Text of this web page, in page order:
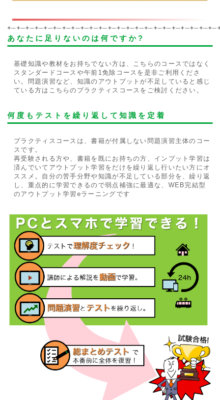
あなたに足りないのは何ですか?
基礎知識や教材をお持ちでない方は、こちらのコースではなく
スタンダードコースや午前1免除コースを是非ご利用くださ
い。問題演習など、知識のアウトプットが不足していると感じ
ている方はこちらのプラクティスコースをご検討ください。
何度もテストを繰り返して知識を定着
プラクティスコースは、書籍が付属しない問題演習主体のコー
スです。
再受験される方や、書籍を既にお持ちの方、インプット学習は
済んでいてアウトプット学習をだけを繰り返し行いたい方にオ
ススメ。自分の苦手分野や知識が不足している部分を、繰り返
し、重点的に学習できるので弱点補強に最適な、WEB完結型
のアウトプット学習eラーニングです